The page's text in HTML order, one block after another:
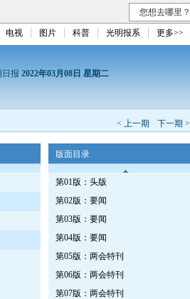
您想去哪里？
电视 图片 科普 光明报系 更多>>
日报 2022年03月08日 星期二
< 上一期 下一期 >
版面目录
第01版：头版
第02版：要闻
第03版：要闻
第04版：要闻
第05版：两会特刊
第06版：两会特刊
第07版：两会特刊